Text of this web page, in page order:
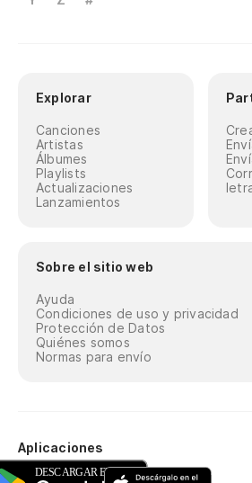
Explorar
Canciones
Artistas
Álbumes
Playlists
Actualizaciones
Lanzamientos
Sobre el sitio web
Ayuda
Condiciones de uso y privacidad
Protección de Datos
Quiénes somos
Normas para envío
Aplicaciones